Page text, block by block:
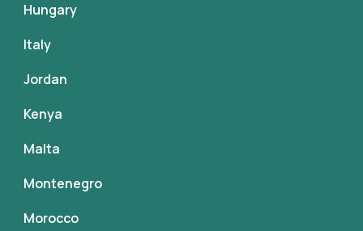
Hungary
Italy
Jordan
Kenya
Malta
Montenegro
Morocco